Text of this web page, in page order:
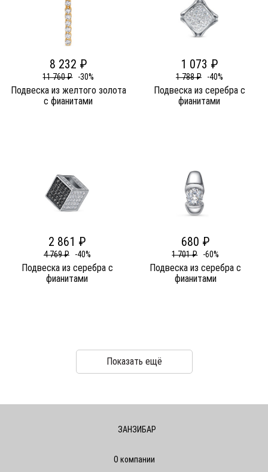
8 232 ₽
11 760 ₽ -30%
Подвеска из желтого золота
c фианитами
1 073 ₽
1 788 ₽ -40%
Подвеска из серебра c
фианитами
2 861 ₽
4 769 ₽ -40%
Подвеска из серебра c
фианитами
680 ₽
1 701 ₽ -60%
Подвеска из серебра c
фианитами
Показать ещё
ЗАНЗИБАР
О компании